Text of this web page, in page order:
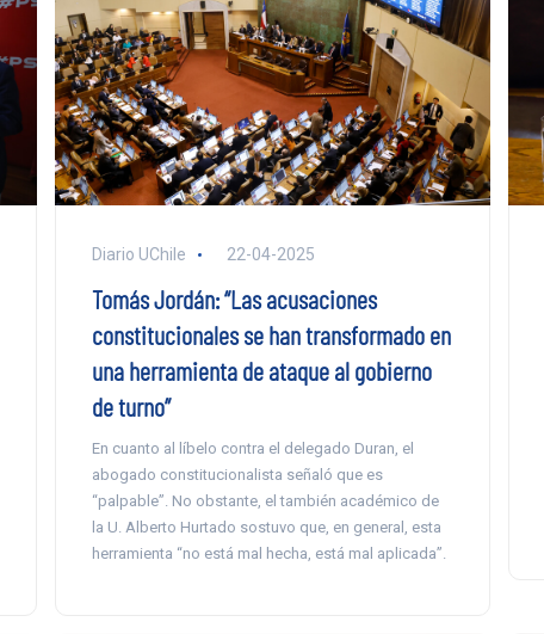
Diario UChile 22-04-2025
Tomás Jordán: “Las acusaciones
constitucionales se han transformado en
una herramienta de ataque al gobierno
de turno”
En cuanto al líbelo contra el delegado Duran, el
abogado constitucionalista señaló que es
“palpable”. No obstante, el también académico de
la U. Alberto Hurtado sostuvo que, en general, esta
herramienta “no está mal hecha, está mal aplicada”.